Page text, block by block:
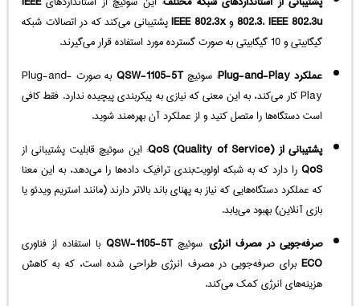
802.3،IEEE 802.3u وIEEE 802.3xپشتیبانی می‌کند که در اتصالات شبکه
گیگابیتی و 10 گیگابیتی به صورت گسترده مورد استفاده قرار می‌گیرند.
عملکرد Plug-and-Play
: سوئیچQSW-1105-5T
به صورت Plug-and-
Play کار می‌کند، به این معنی که نیازی به پیکربندی پیچیده ندارد. فقط کافی
است دستگاه‌ها را متصل کنید و از عملکرد آن بهره‌مند شوید.
پشتیبانی از QoS (Quality of Service)
: این سوئیچ قابلیت پشتیبانی از
QoS را دارد که به شبکه اولویت‌بندی ترافیک داده‌ها را می‌دهد، به این معنا
که عملکرد دستگاه‌هایی که نیاز به پهنای باند بالاتر دارند (مانند استریم ویدئو یا
بازی آنلاین) بهبود می‌یابد.
صرفه‌جویی در مصرف انرژی: سوئیچQSW-1105-5T با استفاده از فناوری
ECO برای صرفه‌جویی در مصرف انرژی طراحی شده است، که به کاهش
هزینه‌های انرژی کمک می‌کند.